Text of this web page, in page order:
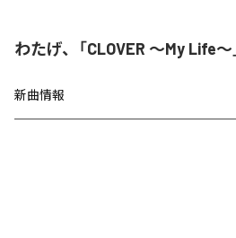
わたげ、「CLOVER ～My Life
新曲情報